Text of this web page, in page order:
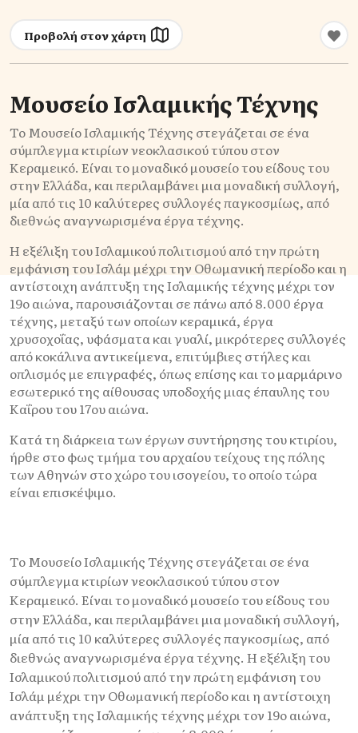
Προβολή στον χάρτη
Μουσείο Ισλαμικής Τέχνης
Το Μουσείο Ισλαμικής Τέχνης στεγάζεται σε ένα
σύμπλεγμα κτιρίων νεοκλασικού τύπου στον
Κεραμεικό. Είναι το μοναδικό μουσείο του είδους του
στην Ελλάδα, και περιλαμβάνει μια μοναδική συλλογή,
μία από τις 10 καλύτερες συλλογές παγκοσμίως, από
διεθνώς αναγνωρισμένα έργα τέχνης.
Η εξέλιξη του Ισλαμικού πολιτισμού από την πρώτη
εμφάνιση του Ισλάμ μέχρι την Οθωμανική περίοδο και η
αντίστοιχη ανάπτυξη της Ισλαμικής τέχνης μέχρι τον
19ο αιώνα, παρουσιάζονται σε πάνω από 8.000 έργα
τέχνης, μεταξύ των οποίων κεραμικά, έργα
χρυσοχοΐας, υφάσματα και γυαλί, μικρότερες συλλογές
από κοκάλινα αντικείμενα, επιτύμβιες στήλες και
οπλισμός με επιγραφές, όπως επίσης και το μαρμάρινο
εσωτερικό της αίθουσας υποδοχής μιας έπαυλης του
Καΐρου του 17ου αιώνα.
Κατά τη διάρκεια των έργων συντήρησης του κτιρίου,
ήρθε στο φως τμήμα του αρχαίου τείχους της πόλης
των Αθηνών στο χώρο του ισογείου, το οποίο τώρα
είναι επισκέψιμο.
Το Μουσείο Ισλαμικής Τέχνης στεγάζεται σε ένα
σύμπλεγμα κτιρίων νεοκλασικού τύπου στον
Κεραμεικό. Είναι το μοναδικό μουσείο του είδους του
στην Ελλάδα, και περιλαμβάνει μια μοναδική συλλογή,
μία από τις 10 καλύτερες συλλογές παγκοσμίως, από
διεθνώς αναγνωρισμένα έργα τέχνης. Η εξέλιξη του
Ισλαμικού πολιτισμού από την πρώτη εμφάνιση του
Ισλάμ μέχρι την Οθωμανική περίοδο και η αντίστοιχη
ανάπτυξη της Ισλαμικής τέχνης μέχρι τον 19ο αιώνα,